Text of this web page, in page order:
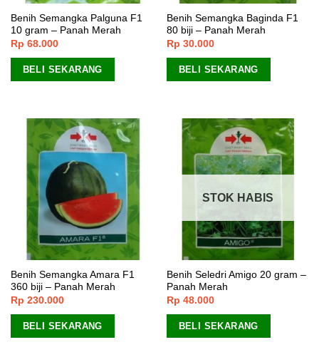
Benih Semangka Palguna F1
10 gram – Panah Merah
Rp 68.000
BELI SEKARANG
Benih Semangka Baginda F1
80 biji – Panah Merah
Rp 30.000
BELI SEKARANG
Benih Semangka Amara F1
360 biji – Panah Merah
Rp 230.000
BELI SEKARANG
STOK HABIS
Benih Seledri Amigo 20 gram –
Panah Merah
Rp 48.000
BELI SEKARANG